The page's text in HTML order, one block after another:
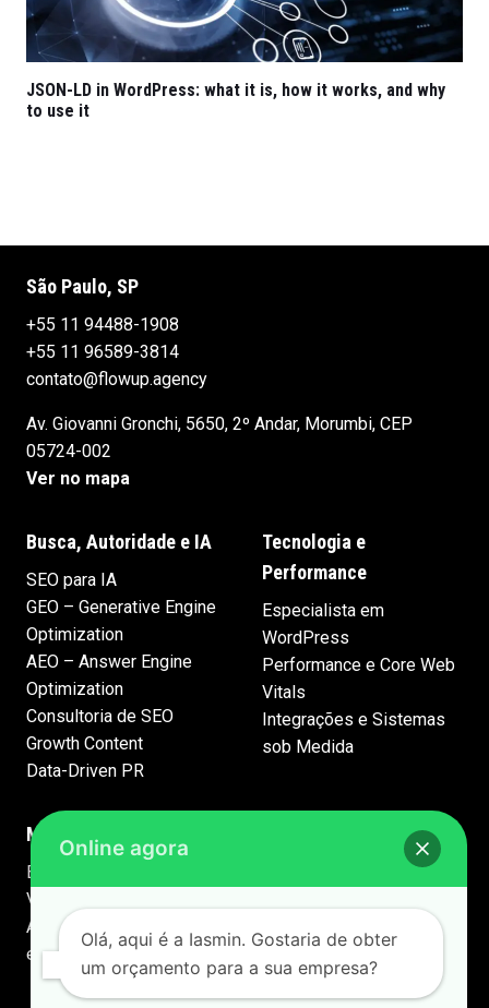
JSON-LD in WordPress: what it is, how it works, and why
to use it
São Paulo, SP
+55 11 94488-1908
+55 11 96589-3814
contato@flowup.agency
Av. Giovanni Gronchi, 5650, 2º Andar, Morumbi, CEP
05724-002
Ver no mapa
Busca, Autoridade e IA
SEO para IA
GEO – Generative Engine
Optimization
AEO – Answer Engine
Optimization
Consultoria de SEO
Growth Content
Data-Driven PR
Tecnologia e
Performance
Especialista em
WordPress
Performance e Core Web
Vitals
Integrações e Sistemas
sob Medida
Marca e Comunicação
Branding e Identidade
Visual
Apresentações Premium
em PowerPoint
Online agora
Olá, aqui é a Iasmin. Gostaria de obter
um orçamento para a sua empresa?